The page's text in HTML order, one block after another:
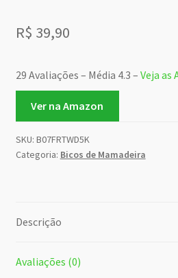
R$ 39,90
29 Avaliações – Média 4.3 – Veja as
Ver na Amazon
SKU: B07FRTWD5K
Categoria: Bicos de Mamadeira
Descrição
Avaliações (0)